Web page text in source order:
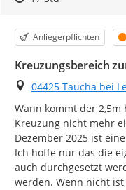
Kategorie
Anliegerpflichten
Kreuzungsbereich
Ort
04425 Taucha bei
Wann kommt der 2,5m
Kreuzung nicht mehr
Dezember 2025 ist
Ich hoffe nur das die
auch durchgesetzt
werden. Wenn nicht